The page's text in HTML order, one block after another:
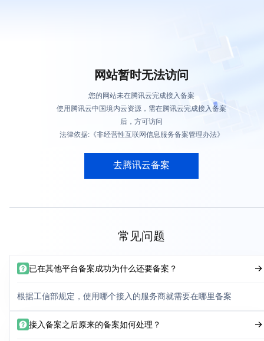
网站暂时无法访问
您的网站未在腾讯云完成接入备案
使用腾讯云中国境内云资源，需在腾讯云完成接入备案
后，方可访问
法律依据:《非经营性互联网信息服务备案管理办法》
去腾讯云备案
常见问题
已在其他平台备案成功为什么还要备案？
根据工信部规定，使用哪个接入的服务商就需要在哪里备案
接入备案之后原来的备案如何处理？